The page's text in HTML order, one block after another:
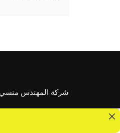
شركة المهندس منسي